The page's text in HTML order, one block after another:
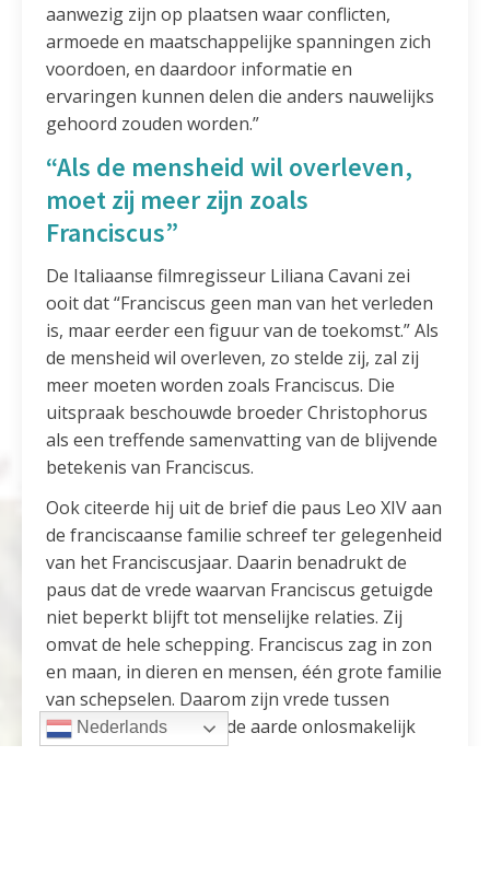
aanwezig zijn op plaatsen waar conflicten,
armoede en maatschappelijke spanningen zich
voordoen, en daardoor informatie en
ervaringen kunnen delen die anders nauwelijks
gehoord zouden worden.”
“Als de mensheid wil overleven,
moet zij meer zijn zoals
Franciscus”
De Italiaanse filmregisseur Liliana Cavani zei
ooit dat “Franciscus geen man van het verleden
is, maar eerder een figuur van de toekomst.” Als
de mensheid wil overleven, zo stelde zij, zal zij
meer moeten worden zoals Franciscus. Die
uitspraak beschouwde broeder Christophorus
als een treffende samenvatting van de blijvende
betekenis van Franciscus.
Ook citeerde hij uit de brief die paus Leo XIV aan
de franciscaanse familie schreef ter gelegenheid
van het Franciscusjaar. Daarin benadrukt de
paus dat de vrede waarvan Franciscus getuigde
niet beperkt blijft tot menselijke relaties. Zij
omvat de hele schepping. Franciscus zag in zon
en maan, in dieren en mensen, één grote familie
van schepselen. Daarom zijn vrede tussen
mensen en zorg voor de aarde onlosmakelijk
met elkaar verbonden. Juist in een tijd waarin
Nederlands